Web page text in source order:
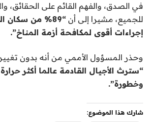
في الصدق، والفهم القائم على الحقائق،
للجميع، مشيرا إلى أن
“89% من سكان
إجراءات أقوى لمكافحة أزمة المناخ”.
وحذر المسؤول الأممي من أنه بدون
“سترث الأجيال القادمة عالما أكثر حرارة
وخطورة”.
شارك هذا الموضوع: